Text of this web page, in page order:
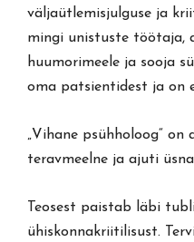
väljaütlemisjulguse ja
mingi unistuste töötaja,
huumorimeele ja sooja
oma patsientidest ja on
„Vihane psühholoog“
teravmeelne ja ajuti
Teosest paistab läbi
ühiskonnakriitilisust.